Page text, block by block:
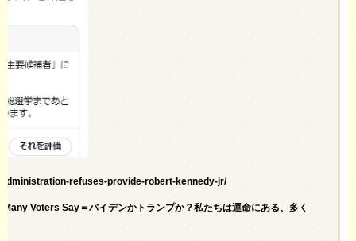
refuses-provide-robert-kennedy-jr/
Voters Say＝バイデンかトランプか？私たちは運命にある、多く